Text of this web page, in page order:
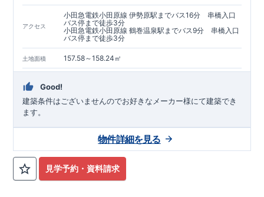
アクセス
小田急電鉄小田原線 伊勢原駅までバス16分 串橋入口
バス停まで徒歩3分
小田急電鉄小田原線 鶴巻温泉駅までバス9分 串橋入口
バス停まで徒歩3分
土地面積 157.58～158.24㎡
Good!
建築条件はございませんのでお好きなメーカー様にて建築でき
ます。
見学予約・資料請求
物件詳細を見る